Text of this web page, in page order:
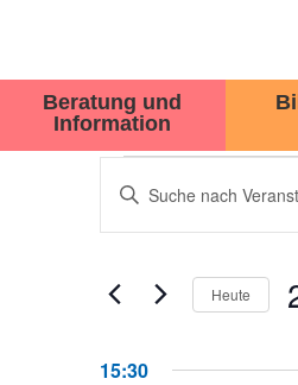
Beratung und
Information
SUCHE
Bitte
Schlüsselwort
Veranstaltungen
Schlüsselwort.
Heute
15:30